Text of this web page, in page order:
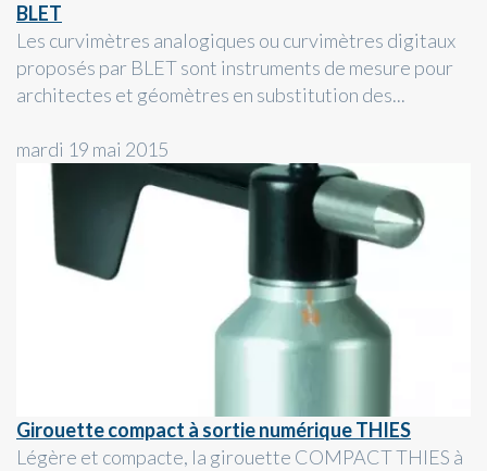
BLET
Les curvimètres analogiques ou curvimètres digitaux
proposés par BLET sont instruments de mesure pour
architectes et géomètres en substitution des...
mardi 19 mai 2015
Girouette compact à sortie numérique THIES
Légère et compacte, la girouette COMPACT THIES à